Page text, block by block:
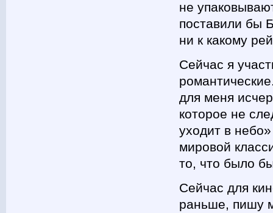
не
поставили бы
ни к какому
Сейчас я
для меня
которое не
уходит в
мировой
то, что было
Сейчас для
раньше, пишу